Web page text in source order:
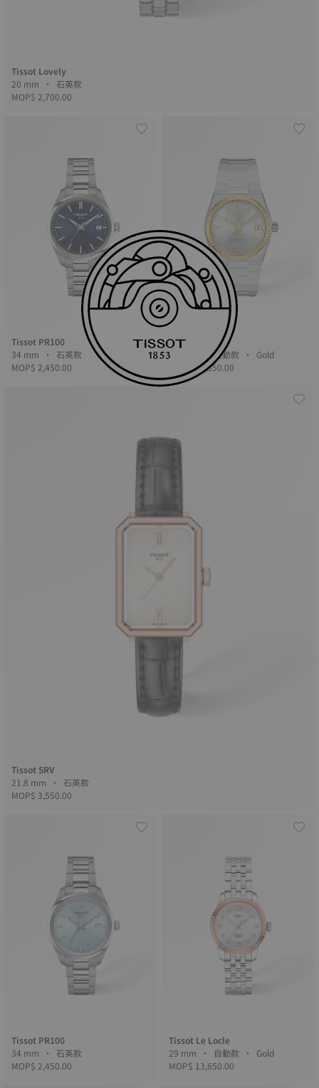
Tissot Lovely
20 mm • 石英款
MOP$ 2,700.00
Tissot PR100
34 mm • 石英款
MOP$ 2,450.00
Tissot PRX
35 mm • 自動款 • Gold
MOP$ 16,550.00
Tissot SRV
21.8 mm • 石英款
MOP$ 3,550.00
Tissot PR100
34 mm • 石英款
MOP$ 2,450.00
Tissot Le Locle
29 mm • 自動款 • Gold
MOP$ 13,650.00